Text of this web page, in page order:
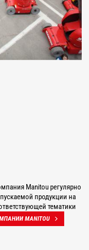
Manitou регулярно
продукции на
тематики
MANITOU